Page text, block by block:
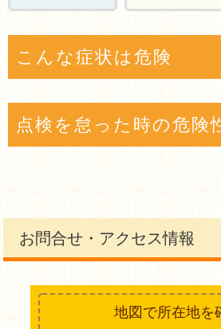
こんな症状は危険
点検を怠った時の危険
お問合せ・アクセス情報
地図で所在地を